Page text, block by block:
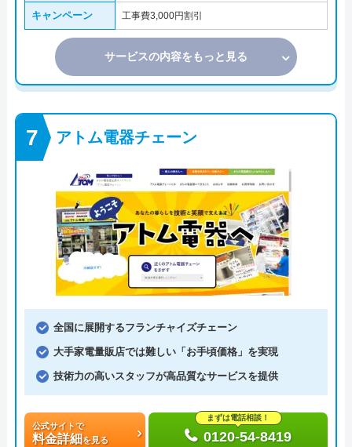
キャンペーン 工事費3,000円割引
サービスの内容をもっと見る
アトム電器チェーン
全国に展開するフランチャイズチェーン
大手家電量販店では難しい「お手頃価格」を実現
技術力の高いスタッフが高品質なサービスを提供
公式サイトで
料金詳細 を見る
まずは電話相談！
0120-54-8419